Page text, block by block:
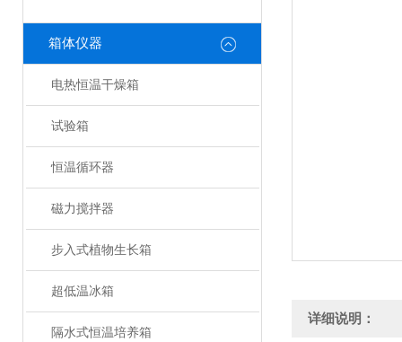
箱体仪器
电热恒温干燥箱
试验箱
恒温循环器
磁力搅拌器
步入式植物生长箱
超低温冰箱
隔水式恒温培养箱
详细说明：